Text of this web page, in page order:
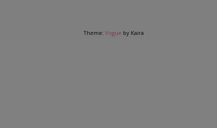
Theme: Vogue by Kaira